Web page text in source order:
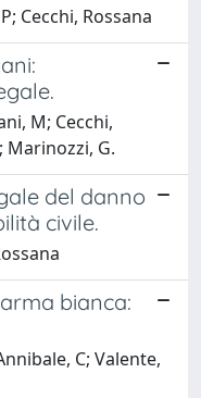
Cecchi, Rossana
M; Cecchi,
Marinozzi, G.
del danno
civile.
bianca:
C; Valente,